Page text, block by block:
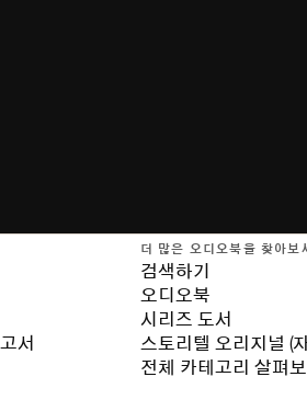
서
더 많은 오디오북을 찾아보
검색하기
오디오북
시리즈 도서
스토리텔 오리지널 (
전체 카테고리 살펴